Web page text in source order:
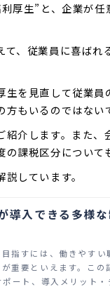
厚生”と、企業が
、従業員に喜ばれ
を見直して従業員
もいるのではない
介します。また、
課税区分について
しています。
導入できる多様
指すには、働きやすい
重要といえます。この
ート、導入メリット